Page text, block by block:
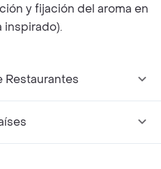
y fijación del aroma en
inspirado).
Restaurantes